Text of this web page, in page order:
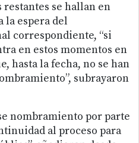
restantes se hallan en
la espera del
correspondiente, “si
en estos momentos en
hasta la fecha, no se han
subrayaron
nombramiento por parte
al proceso para